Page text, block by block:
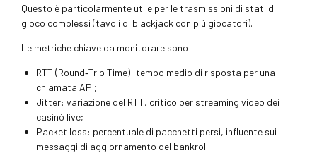
Questo è particolarmente utile per le trasmissioni di stati di
gioco complessi (tavoli di blackjack con più giocatori).
Le metriche chiave da monitorare sono:
RTT (Round‑Trip Time): tempo medio di risposta per una
chiamata API;
Jitter: variazione del RTT, critico per streaming video dei
casinò live;
Packet loss: percentuale di pacchetti persi, influente sui
messaggi di aggiornamento del bankroll.